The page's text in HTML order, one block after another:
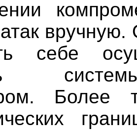
себе
Более